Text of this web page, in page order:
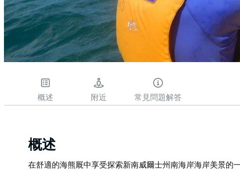
概述 附近 常見問題解答
概述
在舒適的海熊厩中享受探索新南威爾士州南海岸海岸美景的